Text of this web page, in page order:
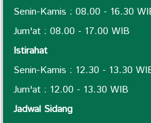
Senin-Kamis : 08.00 - 16.30
Jum'at : 08.00 - 17.00 WIB
Istirahat
Senin-Kamis : 12.30 - 13.30
Jum'at : 12.00 - 13.30 WIB
Jadwal Sidang